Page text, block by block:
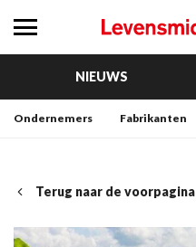
NIEUWS
Ondernemers Fabrikanten
Terug naar de voorpagina